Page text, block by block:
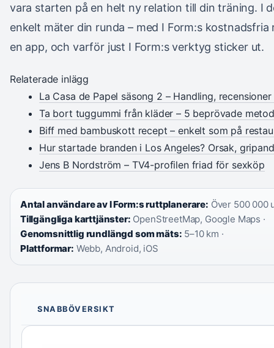
vara starten på en helt ny relation till din träning. I
enkelt mäter din runda – med I Form:s
en app, och varför just I Form:s verktyg sticker ut.
Relaterade inlägg
La Casa de Papel säsong 2 – Handling,
Ta bort tuggummi från kläder – 5 beprövade
Biff med bambuskott recept – enkelt som på
Hur startade branden i Los Angeles? Orsak,
Jens B Nordström – TV4-profilen friad för sexköp
Antal användare av I Form:s ruttplanerare: Över 500 000
Tillgängliga karttjänster: OpenStreetMap, Google Maps ·
Genomsnittlig rundlängd som mäts: 5–10 km ·
Plattformar: Webb, Android, iOS
SNABBÖVERSIKT